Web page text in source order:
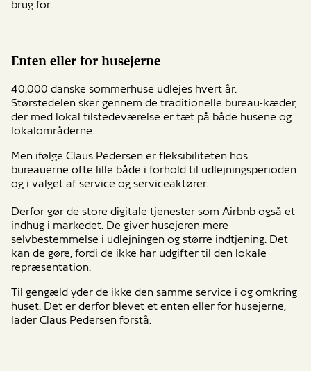
brug for.
Enten eller for husejerne
40.000 danske sommerhuse udlejes hvert år.
Størstedelen sker gennem de traditionelle bureau-kæder,
der med lokal tilstedeværelse er tæt på både husene og
lokalområderne.
Men ifølge Claus Pedersen er fleksibiliteten hos
bureauerne ofte lille både i forhold til udlejningsperioden
og i valget af service og serviceaktører.
Derfor gør de store digitale tjenester som Airbnb også et
indhug i markedet. De giver husejeren mere
selvbestemmelse i udlejningen og større indtjening. Det
kan de gøre, fordi de ikke har udgifter til den lokale
repræsentation.
Til gengæld yder de ikke den samme service i og omkring
huset. Det er derfor blevet et enten eller for husejerne,
lader Claus Pedersen forstå.